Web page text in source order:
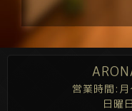
営業時間:
日曜